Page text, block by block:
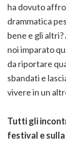
ha dovuto
drammatica
bene e gli
noi imparato
da riportare
sbandati e
vivere in un
Tutti gli
festival e